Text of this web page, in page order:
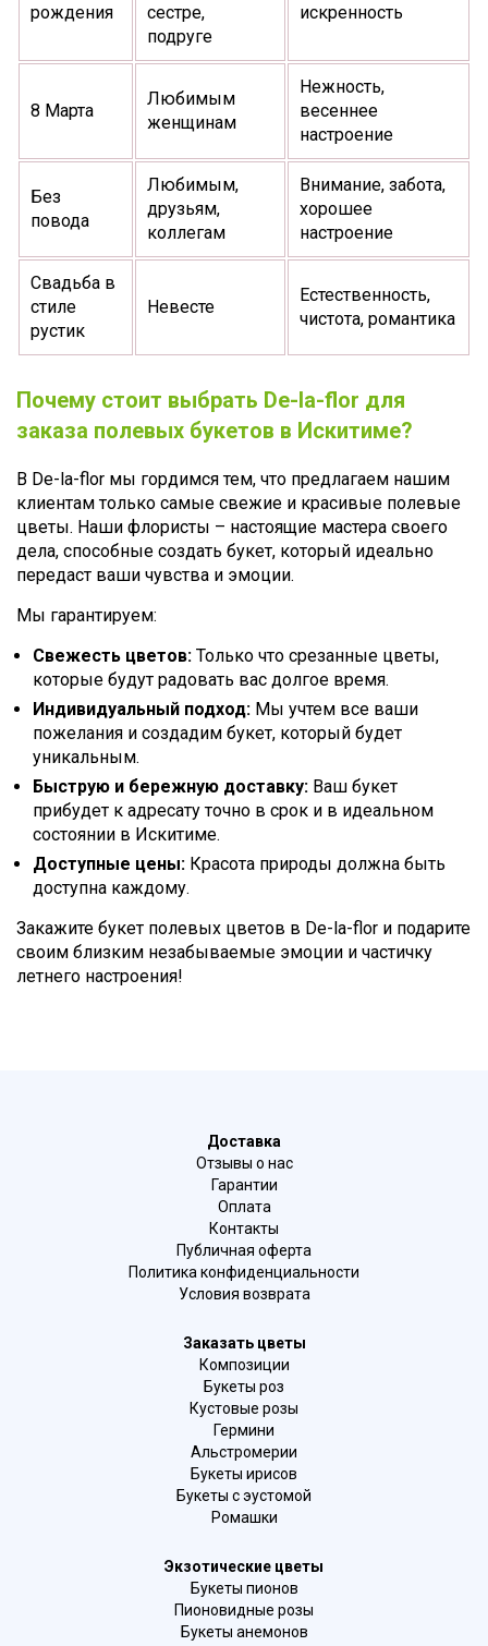
рождения
сестре,
подруге
искренность
8 Марта
Любимым
женщинам
Нежность,
весеннее
настроение
Без
повода
Любимым,
друзьям,
коллегам
Внимание, забота,
хорошее
настроение
Свадьба в
стиле
рустик
Невесте
Естественность,
чистота, романтика
Почему стоит выбрать De-la-flor для
заказа полевых букетов в Искитиме?
В De-la-flor мы гордимся тем, что предлагаем нашим
клиентам только самые свежие и красивые полевые
цветы. Наши флористы – настоящие мастера своего
дела, способные создать букет, который идеально
передаст ваши чувства и эмоции.
Мы гарантируем:
Свежесть цветов: Только что срезанные цветы,
которые будут радовать вас долгое время.
Индивидуальный подход: Мы учтем все ваши
пожелания и создадим букет, который будет
уникальным.
Быструю и бережную доставку: Ваш букет
прибудет к адресату точно в срок и в идеальном
состоянии в Искитиме.
Доступные цены: Красота природы должна быть
доступна каждому.
Закажите букет полевых цветов в De-la-flor и подарите
своим близким незабываемые эмоции и частичку
летнего настроения!
Доставка
Отзывы о нас
Гарантии
Оплата
Контакты
Публичная оферта
Политика конфиденциальности
Условия возврата
Заказать цветы
Композиции
Букеты роз
Кустовые розы
Гермини
Альстромерии
Букеты ирисов
Букеты с эустомой
Ромашки
Экзотические цветы
Букеты пионов
Пионовидные розы
Букеты анемонов